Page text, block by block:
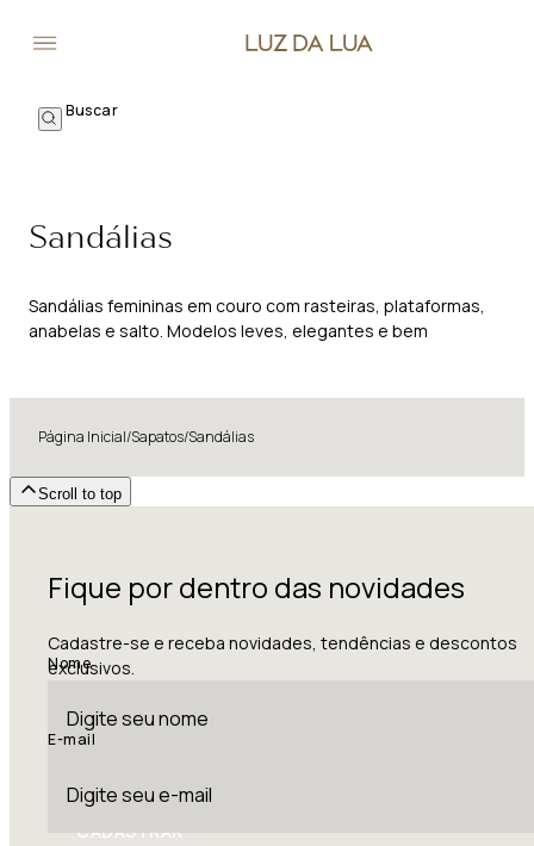
Sandálias
Sandálias femininas em couro com rasteiras, plataformas,
anabelas e salto. Modelos leves, elegantes e bem
Página Inicial/Sapatos/Sandálias
Scroll to top
Fique por dentro das novidades
Cadastre-se e receba novidades, tendências e descontos
exclusivos.
Nome
E-mail
CADASTRAR